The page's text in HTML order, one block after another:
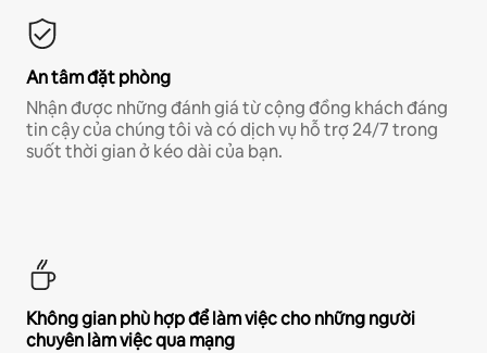
An tâm đặt phòng
Nhận được những đánh giá từ cộng đồng khách đáng
tin cậy của chúng tôi và có dịch vụ hỗ trợ 24/7 trong
suốt thời gian ở kéo dài của bạn.
Không gian phù hợp để làm việc cho những người
chuyên làm việc qua mạng